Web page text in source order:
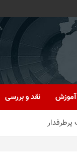
آموزش نقد و بررسی